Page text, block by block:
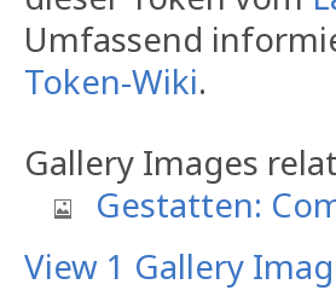
Umfassend
Token-Wiki.
Gallery Images
Gestatten:
View 1 Gallery